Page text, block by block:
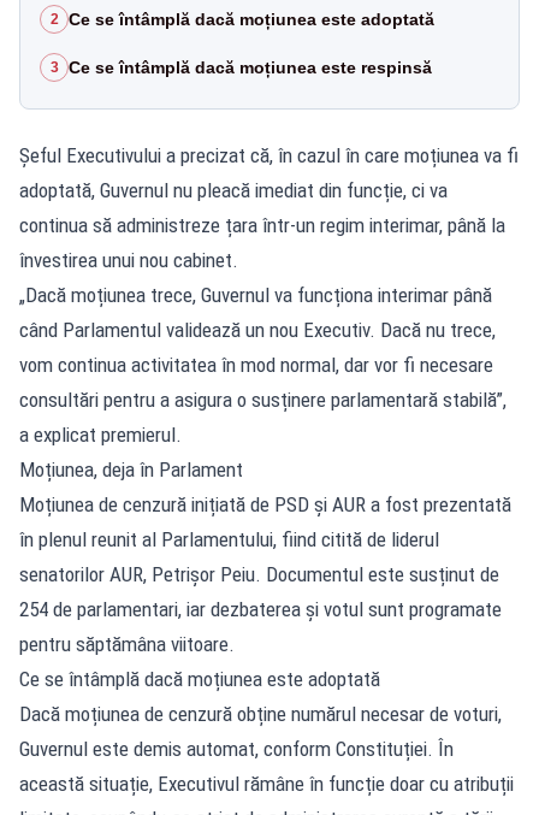
2 Ce se întâmplă dacă moțiunea este adoptată
3 Ce se întâmplă dacă moțiunea este respinsă
Șeful Executivului a precizat că, în cazul în care moțiunea va fi
adoptată, Guvernul nu pleacă imediat din funcție, ci va
continua să administreze țara într-un regim interimar, până la
învestirea unui nou cabinet.
„Dacă moțiunea trece, Guvernul va funcționa interimar până
când Parlamentul validează un nou Executiv. Dacă nu trece,
vom continua activitatea în mod normal, dar vor fi necesare
consultări pentru a asigura o susținere parlamentară stabilă”,
a explicat premierul.
Moțiunea, deja în Parlament
Moțiunea de cenzură inițiată de PSD și AUR a fost prezentată
în plenul reunit al Parlamentului, fiind citită de liderul
senatorilor AUR, Petrișor Peiu. Documentul este susținut de
254 de parlamentari, iar dezbaterea și votul sunt programate
pentru săptămâna viitoare.
Ce se întâmplă dacă moțiunea este adoptată
Dacă moțiunea de cenzură obține numărul necesar de voturi,
Guvernul este demis automat, conform Constituției. În
această situație, Executivul rămâne în funcție doar cu atribuții